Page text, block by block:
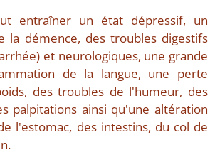
entraîner un état dépressif, un
la démence, des troubles digestifs
et neurologiques, une grande
de la langue, une perte
des troubles de l'humeur, des
palpitations ainsi qu'une altération
l'estomac, des intestins, du col de